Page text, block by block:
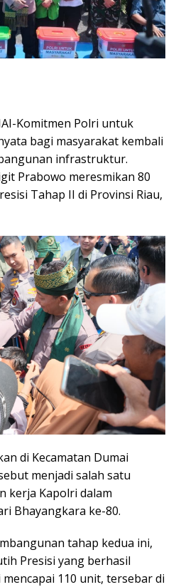
Komitmen Polri untuk
bagi masyarakat kembali
infrastruktur.
Prabowo meresmikan 80
Tahap II di Provinsi Riau,
di Kecamatan Dumai
menjadi salah satu
kerja Kapolri dalam
Bhayangkara ke-80.
tahap kedua ini,
Presisi yang berhasil
110 unit, tersebar di